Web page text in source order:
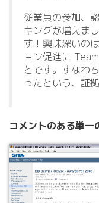
従業員の参加、
キングが増えま
す！興味深いの
ョン促進に
とです。すなわ
ったという、証
コメントのある単一